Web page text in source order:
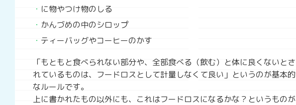
に物やつけ物のしる
かんづめの中のシロップ
ティーバッグやコーヒーのかす
「もともと食べられない部分や、全部食べる（飲む）と体に良くないとさ
れているものは、フードロスとして計量しなくて良い」というのが基本的
なルールです。
上に書かれたもの以外にも、これはフードロスになるかな？というものが